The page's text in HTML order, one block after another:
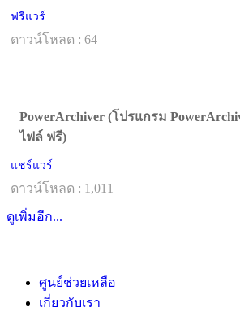
ฟรีแวร์
ดาวน์โหลด : 64
PowerArchiver (โปรแกรม
ไฟล์ ฟรี)
แชร์แวร์
ดาวน์โหลด : 1,011
ดูเพิ่มอีก...
ศูนย์ช่วยเหลือ
เกี่ยวกับเรา